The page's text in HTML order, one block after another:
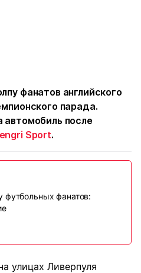
фанатов английского
парада.
автомобиль после
Sport.
футбольных фанатов:
улицах Ливерпуля